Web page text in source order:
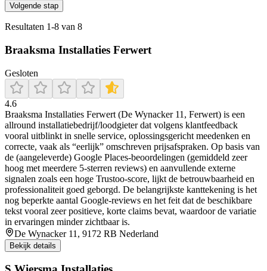
Volgende stap
Resultaten 1-8 van 8
Braaksma Installaties Ferwert
Gesloten
4.6
Braaksma Installaties Ferwert (De Wynacker 11, Ferwert) is een
allround installatiebedrijf/loodgieter dat volgens klantfeedback
vooral uitblinkt in snelle service, oplossingsgericht meedenken en
correcte, vaak als “eerlijk” omschreven prijsafspraken. Op basis van
de (aangeleverde) Google Places-beoordelingen (gemiddeld zeer
hoog met meerdere 5-sterren reviews) en aanvullende externe
signalen zoals een hoge Trustoo-score, lijkt de betrouwbaarheid en
professionaliteit goed geborgd. De belangrijkste kanttekening is het
nog beperkte aantal Google-reviews en het feit dat de beschikbare
tekst vooral zeer positieve, korte claims bevat, waardoor de variatie
in ervaringen minder zichtbaar is.
De Wynacker 11, 9172 RB Nederland
Bekijk details